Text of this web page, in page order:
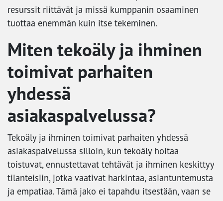
resurssit riittävät ja missä kumppanin osaaminen
tuottaa enemmän kuin itse tekeminen.
Miten tekoäly ja ihminen
toimivat parhaiten
yhdessä
asiakaspalvelussa?
Tekoäly ja ihminen toimivat parhaiten yhdessä
asiakaspalvelussa silloin, kun tekoäly hoitaa
toistuvat, ennustettavat tehtävät ja ihminen keskittyy
tilanteisiin, jotka vaativat harkintaa, asiantuntemusta
ja empatiaa. Tämä jako ei tapahdu itsestään, vaan se